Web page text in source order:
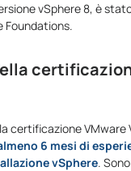
vSphere 8, è
Foundations.
certificazione VMware
6 mesi di
vSphere.